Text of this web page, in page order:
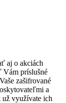
aj o akciách
Vám príslušné
zašifrované
a
už využívate ich